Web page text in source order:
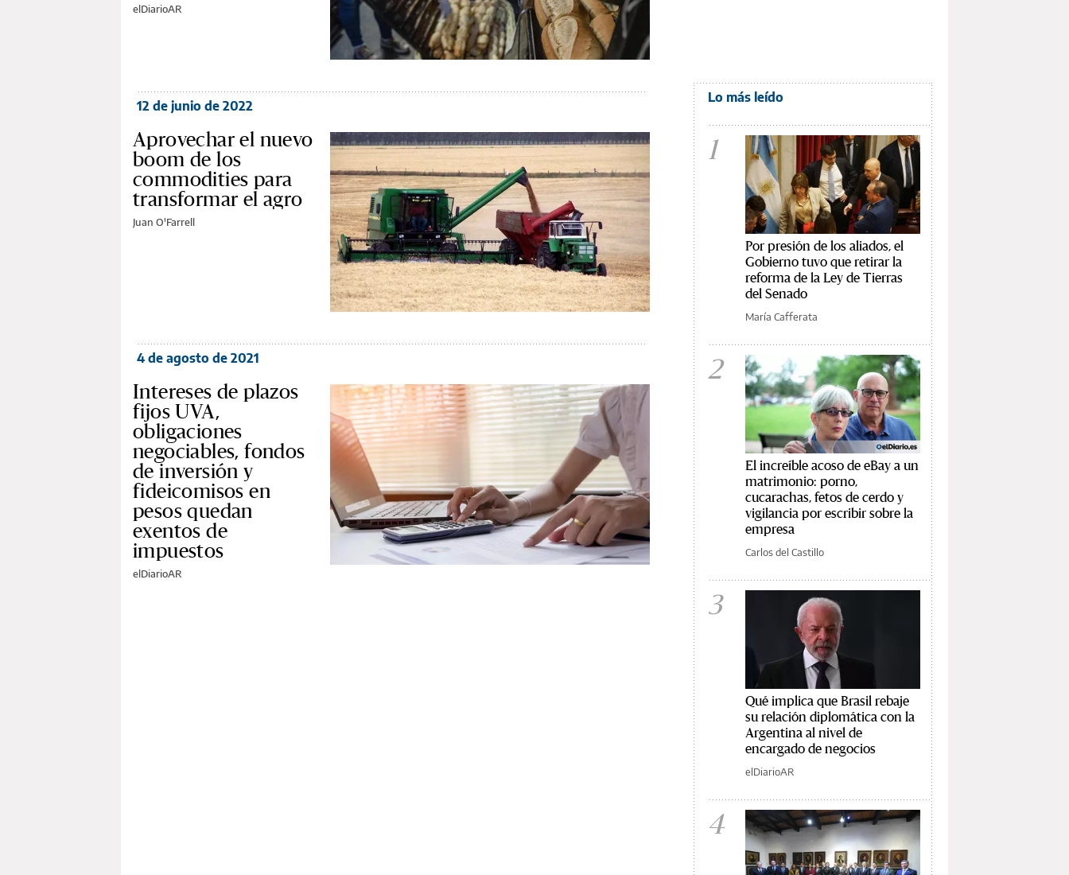
elDiarioAR
12 de junio de 2022
Aprovechar el nuevo
boom de los
commodities para
transformar el agro
Juan O'Farrell
4 de agosto de 2021
Intereses de plazos
fijos UVA,
obligaciones
negociables, fondos
de inversión y
fideicomisos en
pesos quedan
exentos de
impuestos
elDiarioAR
Lo más leído
1
Por presión de los aliados, el
Gobierno tuvo que retirar la
reforma de la Ley de Tierras
del Senado
María Cafferata
2
El increíble acoso de eBay a un
matrimonio: porno,
cucarachas, fetos de cerdo y
vigilancia por escribir sobre la
empresa
Carlos del Castillo
3
Qué implica que Brasil rebaje
su relación diplomática con la
Argentina al nivel de
encargado de negocios
elDiarioAR
4